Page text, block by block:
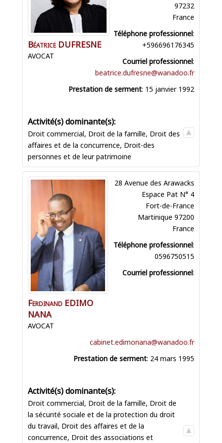
Béatrice DUFRESNE
AVOCAT
97232
France
Téléphone professionnel:
+596696176345
Courriel professionnel:
beatrice.dufresne@wanadoo.fr
Prestation de serment: 15 janvier 1992
Droit commercial, Droit de la famille, Droit des
affaires et de la concurrence, Droit-des
personnes et de leur patrimoine
Ferdinand EDIMO
NANA
AVOCAT
28 Avenue des Arawacks
Espace Pat N° 4
Fort-de-France
Martinique 97200
France
Téléphone professionnel:
0596750515
Courriel professionnel:
cabinet.edimonana@wanadoo.fr
Prestation de serment: 24 mars 1995
Droit commercial, Droit de la famille, Droit de
la sécurité sociale et de la protection du droit
du travail, Droit des affaires et de la
concurrence, Droit des associations et